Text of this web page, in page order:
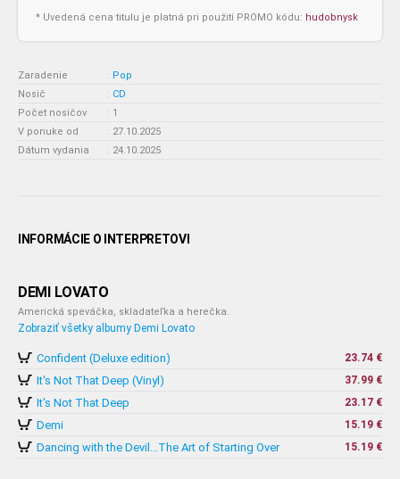
* Uvedená cena titulu je platná pri použití PROMO kódu: hudobnysk
Zaradenie : Pop
Nosič
: CD
Počet nosičov
: 1
V ponuke od
: 27.10.2025
Dátum vydania
: 24.10.2025
INFORMÁCIE O INTERPRETOVI
DEMI LOVATO
Americká speváčka, skladateľka a herečka.
Zobraziť všetky albumy Demi Lovato
Confident (Deluxe edition) 23.74 €
It's Not That Deep (Vinyl) 37.99 €
It's Not That Deep 23.17 €
Demi 15.19 €
Dancing with the Devil...The Art of Starting Over 15.19 €